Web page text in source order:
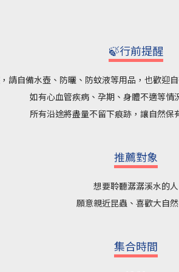
🍃行前提醒
請自備水壺、防曬、防蚊液等用品，也歡迎
如有心血管疾病、孕期、身體不適等情
所有沿途將盡量不留下痕跡，讓自然保
推薦對象
想要聆聽潺潺溪水的人
願意親近昆蟲、喜歡大自
集合時間